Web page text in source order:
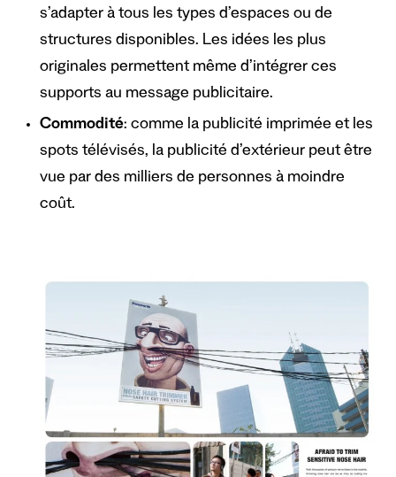
s’adapter à tous les types d’espaces ou de
structures disponibles. Les idées les plus
originales permettent même d’intégrer ces
supports au message publicitaire.
Commodité: comme la publicité imprimée et les
spots télévisés, la publicité d’extérieur peut être
vue par des milliers de personnes à moindre
coût.